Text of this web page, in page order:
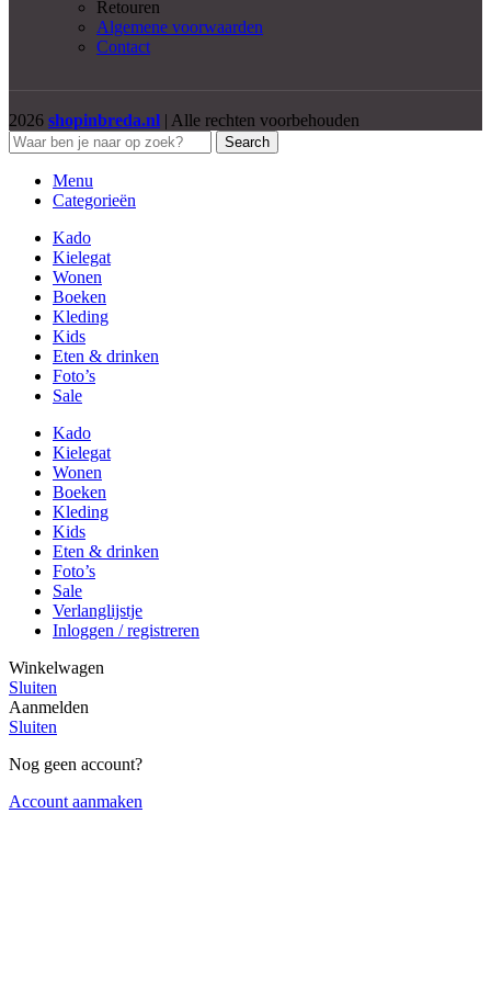
Retouren
Algemene voorwaarden
Contact
2026 shopinbreda.nl | Alle rechten voorbehouden
Search
Menu
Categorieën
Kado
Kielegat
Wonen
Boeken
Kleding
Kids
Eten & drinken
Foto’s
Sale
Kado
Kielegat
Wonen
Boeken
Kleding
Kids
Eten & drinken
Foto’s
Sale
Verlanglijstje
Inloggen / registreren
Winkelwagen
Sluiten
Aanmelden
Sluiten
Nog geen account?
Account aanmaken